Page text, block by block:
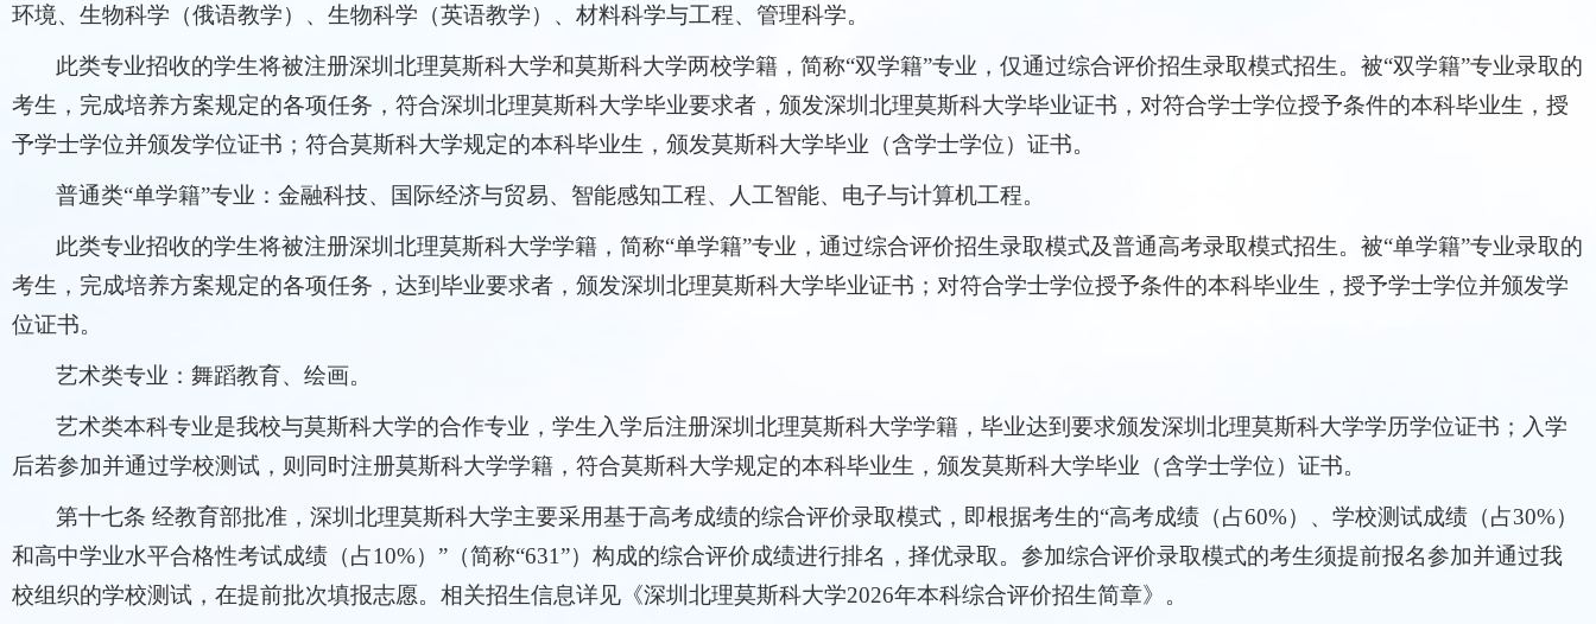
环境、生物科学（俄语教学）、生物科学（英语教学）、材料科学与工程、管理科学。
此类专业招收的学生将被注册深圳北理莫斯科大学和莫斯科大学两校学籍，简称“双学籍”专业，仅通过综合评价招生录取模式招生。被“双学籍”专业录取的
考生，完成培养方案规定的各项任务，符合深圳北理莫斯科大学毕业要求者，颁发深圳北理莫斯科大学毕业证书，对符合学士学位授予条件的本科毕业生，授
予学士学位并颁发学位证书；符合莫斯科大学规定的本科毕业生，颁发莫斯科大学毕业（含学士学位）证书。
普通类“单学籍”专业：金融科技、国际经济与贸易、智能感知工程、人工智能、电子与计算机工程。
此类专业招收的学生将被注册深圳北理莫斯科大学学籍，简称“单学籍”专业，通过综合评价招生录取模式及普通高考录取模式招生。被“单学籍”专业录取的
考生，完成培养方案规定的各项任务，达到毕业要求者，颁发深圳北理莫斯科大学毕业证书；对符合学士学位授予条件的本科毕业生，授予学士学位并颁发学
位证书。
艺术类专业：舞蹈教育、绘画。
艺术类本科专业是我校与莫斯科大学的合作专业，学生入学后注册深圳北理莫斯科大学学籍，毕业达到要求颁发深圳北理莫斯科大学学历学位证书；入学
后若参加并通过学校测试，则同时注册莫斯科大学学籍，符合莫斯科大学规定的本科毕业生，颁发莫斯科大学毕业（含学士学位）证书。
第十七条 经教育部批准，深圳北理莫斯科大学主要采用基于高考成绩的综合评价录取模式，即根据考生的“高考成绩（占60%）、学校测试成绩（占30%）
和高中学业水平合格性考试成绩（占10%）”（简称“631”）构成的综合评价成绩进行排名，择优录取。参加综合评价录取模式的考生须提前报名参加并通过我
校组织的学校测试，在提前批次填报志愿。相关招生信息详见《深圳北理莫斯科大学2026年本科综合评价招生简章》。